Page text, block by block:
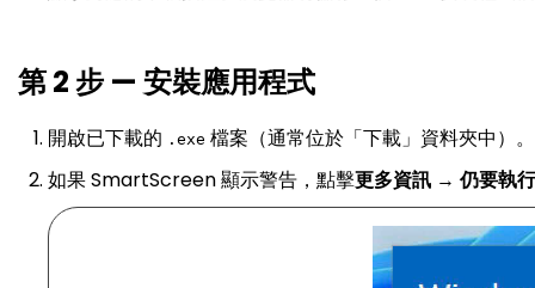
第 2 步 — 安裝應用程式
開啟已下載的 .exe 檔案（通常位於「下載」資料夾中）。
如果 SmartScreen 顯示警告，點擊更多資訊 → 仍要執行